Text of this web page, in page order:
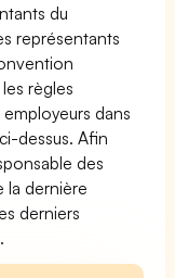
du
représentants
règles
dans
dessus. Afin
des
la dernière
derniers